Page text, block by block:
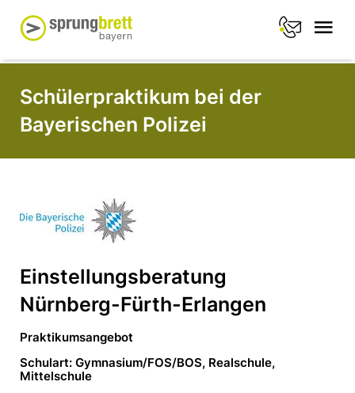
Schülerpraktikum bei der
Bayerischen Polizei
Einstellungsberatung
Nürnberg-Fürth-Erlangen
Praktikumsangebot
Schulart: Gymnasium/FOS/BOS, Realschule,
Mittelschule